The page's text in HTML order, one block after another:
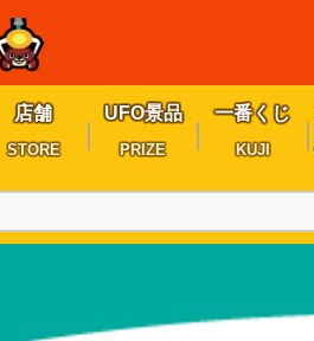
店舗
STORE
UFO景品
PRIZE
一番くじ
KUJI